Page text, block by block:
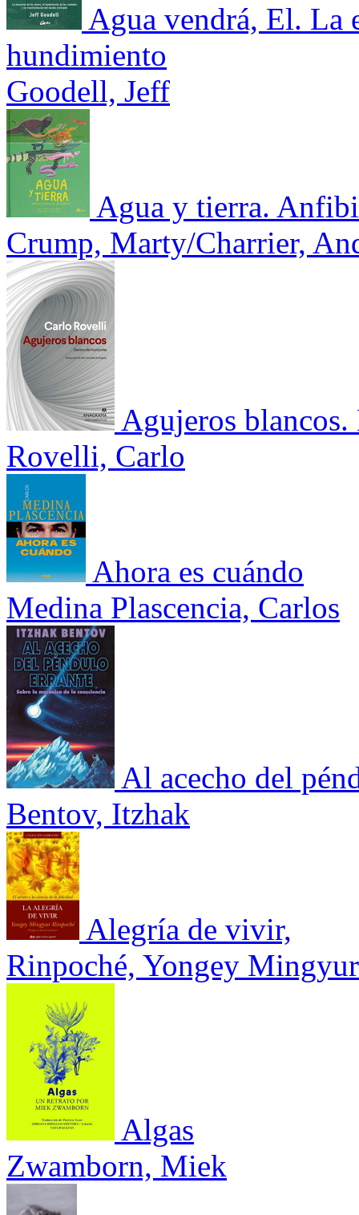
Agua vendrá, El. La
hundimiento
Goodell, Jeff
Agua y tierra.
Crump, Marty/Charrier,
Agujeros
Rovelli, Carlo
Ahora es cuándo
Medina Plascencia, Carlos
Al acecho del
Bentov, Itzhak
Alegría de vivir,
Rinpoché, Yongey Mingyur
Algas
Zwamborn, Miek